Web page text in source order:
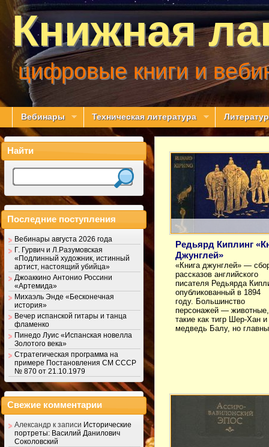
Книжная
цифровые книги и
Вебинары Техническая литература
Редьярд Киплинг
Джунглей»
«Книга джунглей» —
рассказов английского
писателя Редьярда
опубликованный в 1894
году. Большинство
персонажей — животные,
такие как тигр Шер-Хан и
медведь Балу, но
Найти
Последние поступления
Вебинары августа 2026 года
Г. Гурвич и Л.Разумовская
«Подлинный художник, истинный
артист, настоящий убийца»
Джоаккино Антонио Россини
«Артемида»
Михаэль Энде «Бесконечная
история»
Вечер испанской гитары и танца
фламенко
Пинедо Луис «Испанская новелла
Золотого века»
Стратегическая программа на
примере Постановления СМ СССР
№ 870 от 21.10.1979
Свежие комментарии
Александр к записи Исторические
портреты: Василий Данилович
Соколовский